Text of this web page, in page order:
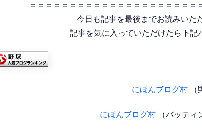
＝＝＝＝＝＝＝＝＝＝＝＝＝＝＝＝＝＝＝＝
今日も記事を最後までお読みいた
記事を気に入っていただけたら下記
にほんブログ村 （
にほんブログ村 （バッティ